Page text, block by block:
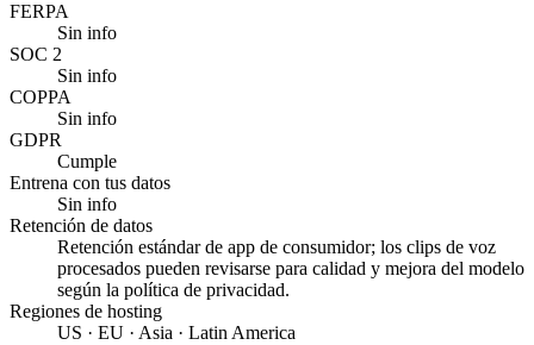
FERPA
Sin info
SOC 2
Sin info
COPPA
Sin info
GDPR
Cumple
Entrena con tus datos
Sin info
Retención de datos
Retención estándar de app de consumidor; los clips de voz
procesados pueden revisarse para calidad y mejora del modelo
según la política de privacidad.
Regiones de hosting
US · EU · Asia · Latin America